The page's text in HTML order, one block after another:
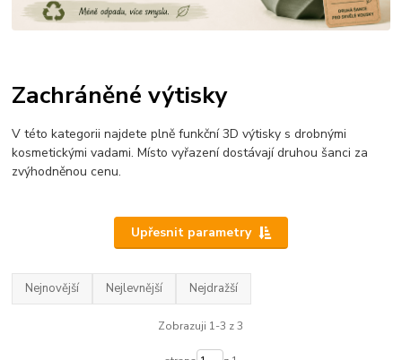
Zachráněné výtisky
V této kategorii najdete plně funkční 3D výtisky s drobnými
kosmetickými vadami. Místo vyřazení dostávají druhou šanci za
zvýhodněnou cenu.
Upřesnit parametry
Nejnovější Nejlevnější Nejdražší
Zobrazuji 1-3 z 3